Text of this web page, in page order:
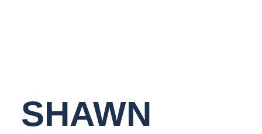
SHAWN